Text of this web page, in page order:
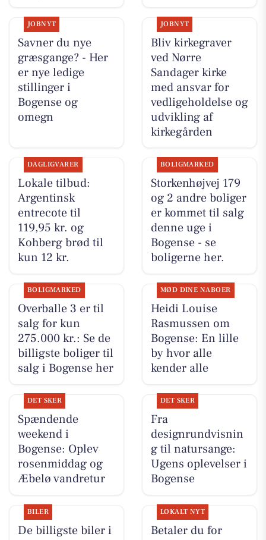
JOBNYT
Savner du nye
græsgange? - Her
er nye ledige
stillinger i
Bogense og
omegn
JOBNYT
Bliv kirkegraver
ved Nørre
Sandager kirke
med ansvar for
vedligeholdelse og
udvikling af
kirkegården
DAGLIGVARER
Lokale tilbud:
Argentinsk
entrecote til
119,95 kr. og
Kohberg brød til
kun 12 kr.
BOLIGMARKED
Storkenhøjvej 179
og 2 andre boliger
er kommet til salg
denne uge i
Bogense - se
boligerne her.
BOLIGMARKED
Overballe 3 er til
salg for kun
275.000 kr.: Se de
billigste boliger til
salg i Bogense her
MØD DINE NABOER
Heidi Louise
Rasmussen om
Bogense: En lille
by hvor alle
kender alle
DET SKER
Spændende
weekend i
Bogense: Oplev
rosenmiddag og
Æbelø vandretur
DET SKER
Fra
designrundvisnin
g til natursange:
Ugens oplevelser i
Bogense
BILER
De billigste biler i
LOKALT NYT
Betaler du for